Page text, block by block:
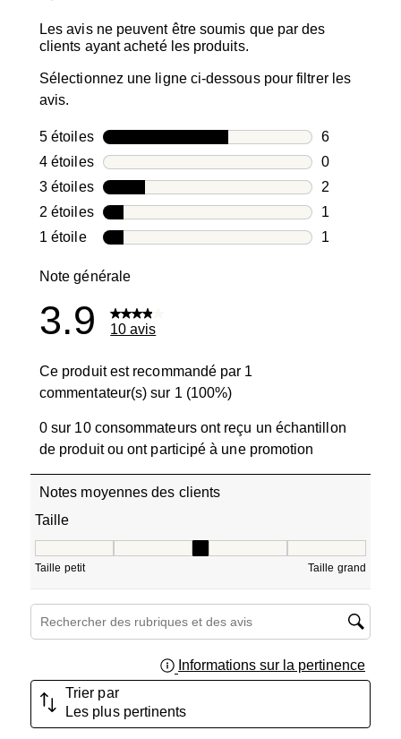
Les avis ne peuvent être soumis que par des
clients ayant acheté les produits.
Sélectionnez une ligne ci-dessous pour filtrer les
avis.
5 étoilesétoiles
6
6 avis avec
4 étoilesétoiles
0
0 avis avec
3 étoilesétoiles
2
2 avis avec
2 étoilesétoiles
1
1 avis avec
1 étoileétoiles
1
Note générale
3.9 10 avis
Ce produit est recommandé par 1
commentateur(s) sur 1 (100%)
0 sur 10 consommateurs ont reçu un échantillon
de produit ou ont participé à une promotion
Notes moyennes des clients
Taille
Taille petit Taille grand
Zone de recherche de sujet et d'avis
Informations sur la pertinence
Trier par
Les plus pertinents